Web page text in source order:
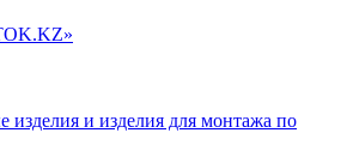
изделия и изделия для монтажа по